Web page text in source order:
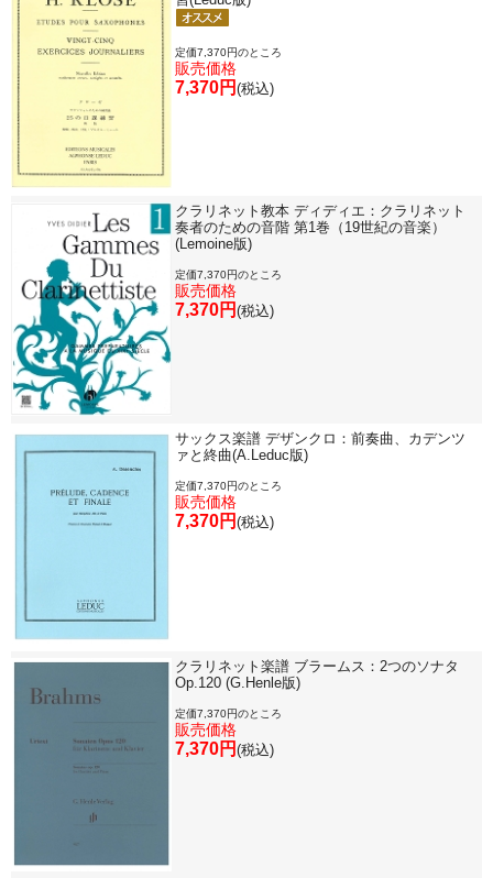
定価7,370円のところ
販売価格
7,370円 (税込)
クラリネット教本 ディディエ：クラリネット
奏者のための音階 第1巻（19世紀の音楽）
(Lemoine版)
定価7,370円のところ
販売価格
7,370円 (税込)
サックス楽譜 デザンクロ：前奏曲、カデンツ
ァと終曲(A.Leduc版)
定価7,370円のところ
販売価格
7,370円 (税込)
クラリネット楽譜 ブラームス：2つのソナタ
Op.120 (G.Henle版)
定価7,370円のところ
販売価格
7,370円 (税込)